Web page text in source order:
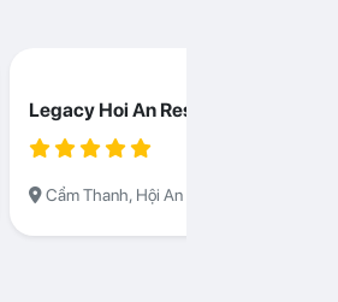
Legacy Hoi An Resort
Cẩm Thanh, Hội An